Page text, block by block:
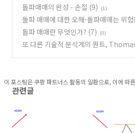
돌파매매의 완성 - 손절 (9) (1)
돌파 매매에 대한 오해-돌파매매는 위
이다? (8) (0)
돌파 매매란 무엇인가? (7) (0)
또 다른 기술적 분석계의 퀀트,
이 포스팅은 쿠팡 파트너스 활동의 일환으로, 이에 따
관련글